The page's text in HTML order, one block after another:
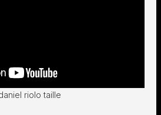
riolo taille